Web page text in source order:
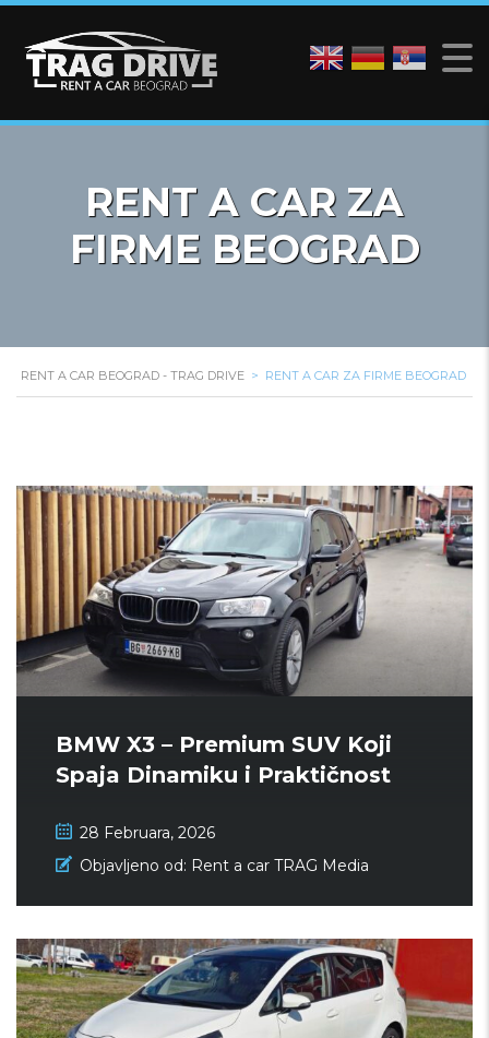
RENT A CAR ZA
FIRME BEOGRAD
RENT A CAR BEOGRAD - TRAG DRIVE > RENT A CAR ZA FIRME BEOGRAD
BMW X3 – Premium SUV Koji
Spaja Dinamiku i Praktičnost
28 Februara, 2026
Objavljeno od: Rent a car TRAG Media